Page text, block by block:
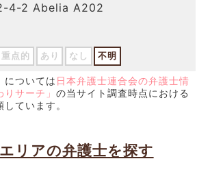
4-2 Abelia A202
重点的 あり なし 不明
については 日本弁護士連合会の弁護士情
サーチ」 の当サイト調査時点における
ています。
リアの弁護士を探す